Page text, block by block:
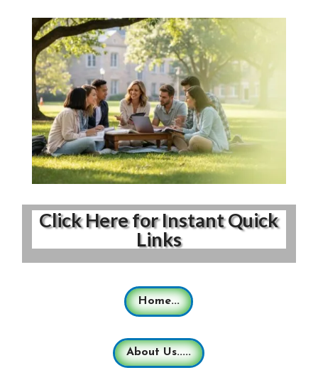
Click Here for Instant Quick
Links
Home...
About Us.....